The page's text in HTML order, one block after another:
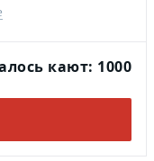
кают: 1000